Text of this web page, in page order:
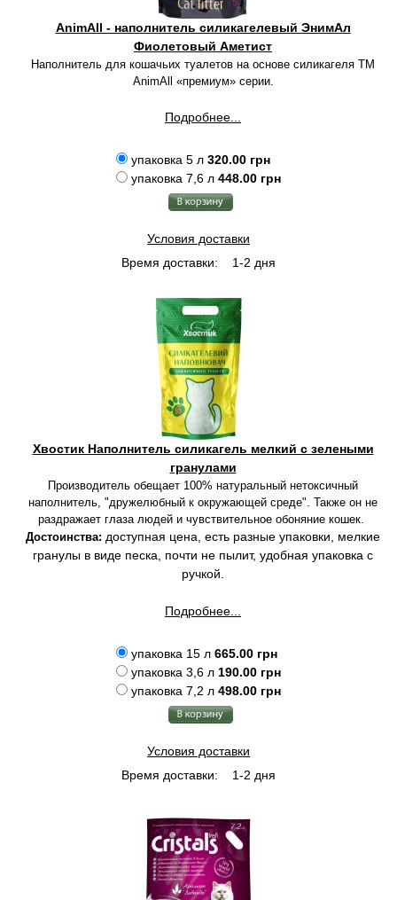
AnimAll - наполнитель силикагелевый ЭнимАл
Фиолетовый Аметист
Наполнитель для кошачьих туалетов на основе силикагеля TM
AnimAll «премиум» серии.
Подробнее...
упаковка 5 л 320.00 грн
упаковка 7,6 л 448.00 грн
Условия доставки
Время доставки:
1-2 дня
Хвостик Наполнитель силикагель мелкий с зелеными
гранулами
Производитель обещает 100% натуральный нетоксичный
наполнитель, "дружелюбный к окружающей среде". Также он не
раздражает глаза людей и чувствительное обоняние кошек.
Достоинства: доступная цена, есть разные упаковки, мелкие
гранулы в виде песка, почти не пылит, удобная упаковка с
ручкой.
Подробнее...
упаковка 15 л 665.00 грн
упаковка 3,6 л 190.00 грн
упаковка 7,2 л 498.00 грн
Условия доставки
Время доставки:
1-2 дня